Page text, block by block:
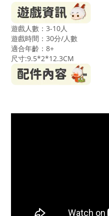
遊戲人數：3-10人
遊戲時間：30分/人數
適合年齡：8+
尺寸:9.5*2*12.3CM